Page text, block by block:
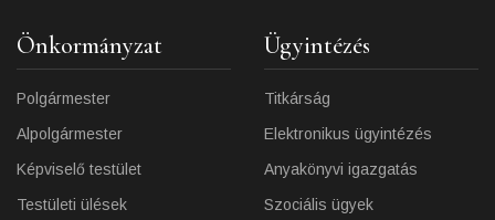
Önkormányzat
Polgármester
Alpolgármester
Képviselő testület
Testületi ülések
Ügyintézés
Titkárság
Elektronikus ügyintézés
Anyakönyvi igazgatás
Szociális ügyek